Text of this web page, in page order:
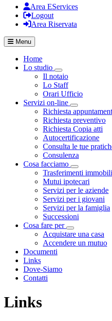
Area EServices
Logout
Area Riservata
Menu
Home
Lo studio
Visualizza menù di
Il notaio
Lo Staff
Orari Ufficio
Servizi on-line
Visualizza
Richiesta
Richiesta preventivo
Richiesta Copia atti
Autocertificazione
Consulta le tue
Consulenza
Cosa facciamo
Visualizza
Trasferimenti
Mutui ipotecari
Servizi per le aziende
Servizi per i giovani
Servizi per la famiglia
Successioni
Cosa fare per
Visualizza
Acquistare una casa
Accendere un mutuo
Documenti
Links
Dove-Siamo
Contatti
Links